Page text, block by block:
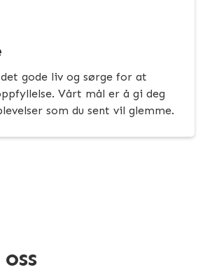
gode liv og sørge for at
Vårt mål er å gi deg
som du sent vil glemme.